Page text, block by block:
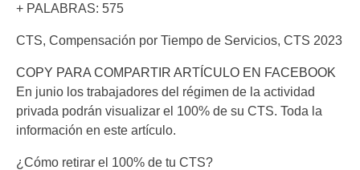
+ PALABRAS: 575
CTS, Compensación por Tiempo de Servicios, CTS 2023
COPY PARA COMPARTIR ARTÍCULO EN FACEBOOK
En junio los trabajadores del régimen de la actividad
privada podrán visualizar el 100% de su CTS. Toda la
información en este artículo.
¿Cómo retirar el 100% de tu CTS?